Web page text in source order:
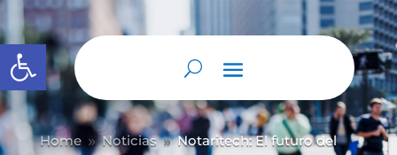
Abrir barra de herramientas
Home 9 Noticias 9 Notaritech: El futuro del